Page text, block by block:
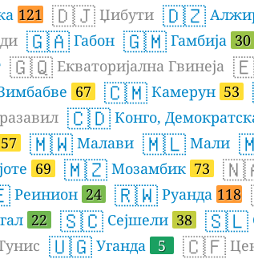
121 🇩🇯 Џибути 🇩🇿
🇬🇦 Габон 🇬🇲 Гамбија 30
🇬🇶 Екваторијална Гвинеја
67 🇨🇲 Камерун 53
🇨🇩 Конго,
57 🇲🇼 Малави 🇲🇱 Мали
69 🇲🇿 Мозамбик 73
Реинион 24 🇷🇼 Руанда 118
22 🇸🇨 Сејшели 38 🇸🇱
🇺🇬 Уганда 5 🇨🇫